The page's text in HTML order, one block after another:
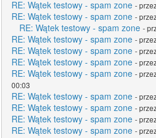
RE: Wątek testowy - spam zone -
RE: Wątek testowy - spam zone -
RE: Wątek testowy - spam zone -
RE: Wątek testowy - spam zone -
RE: Wątek testowy - spam zone -
RE: Wątek testowy - spam zone -
RE: Wątek testowy - spam zone -
00:03
RE: Wątek testowy - spam zone -
RE: Wątek testowy - spam zone -
RE: Wątek testowy - spam zone -
RE: Wątek testowy - spam zone -